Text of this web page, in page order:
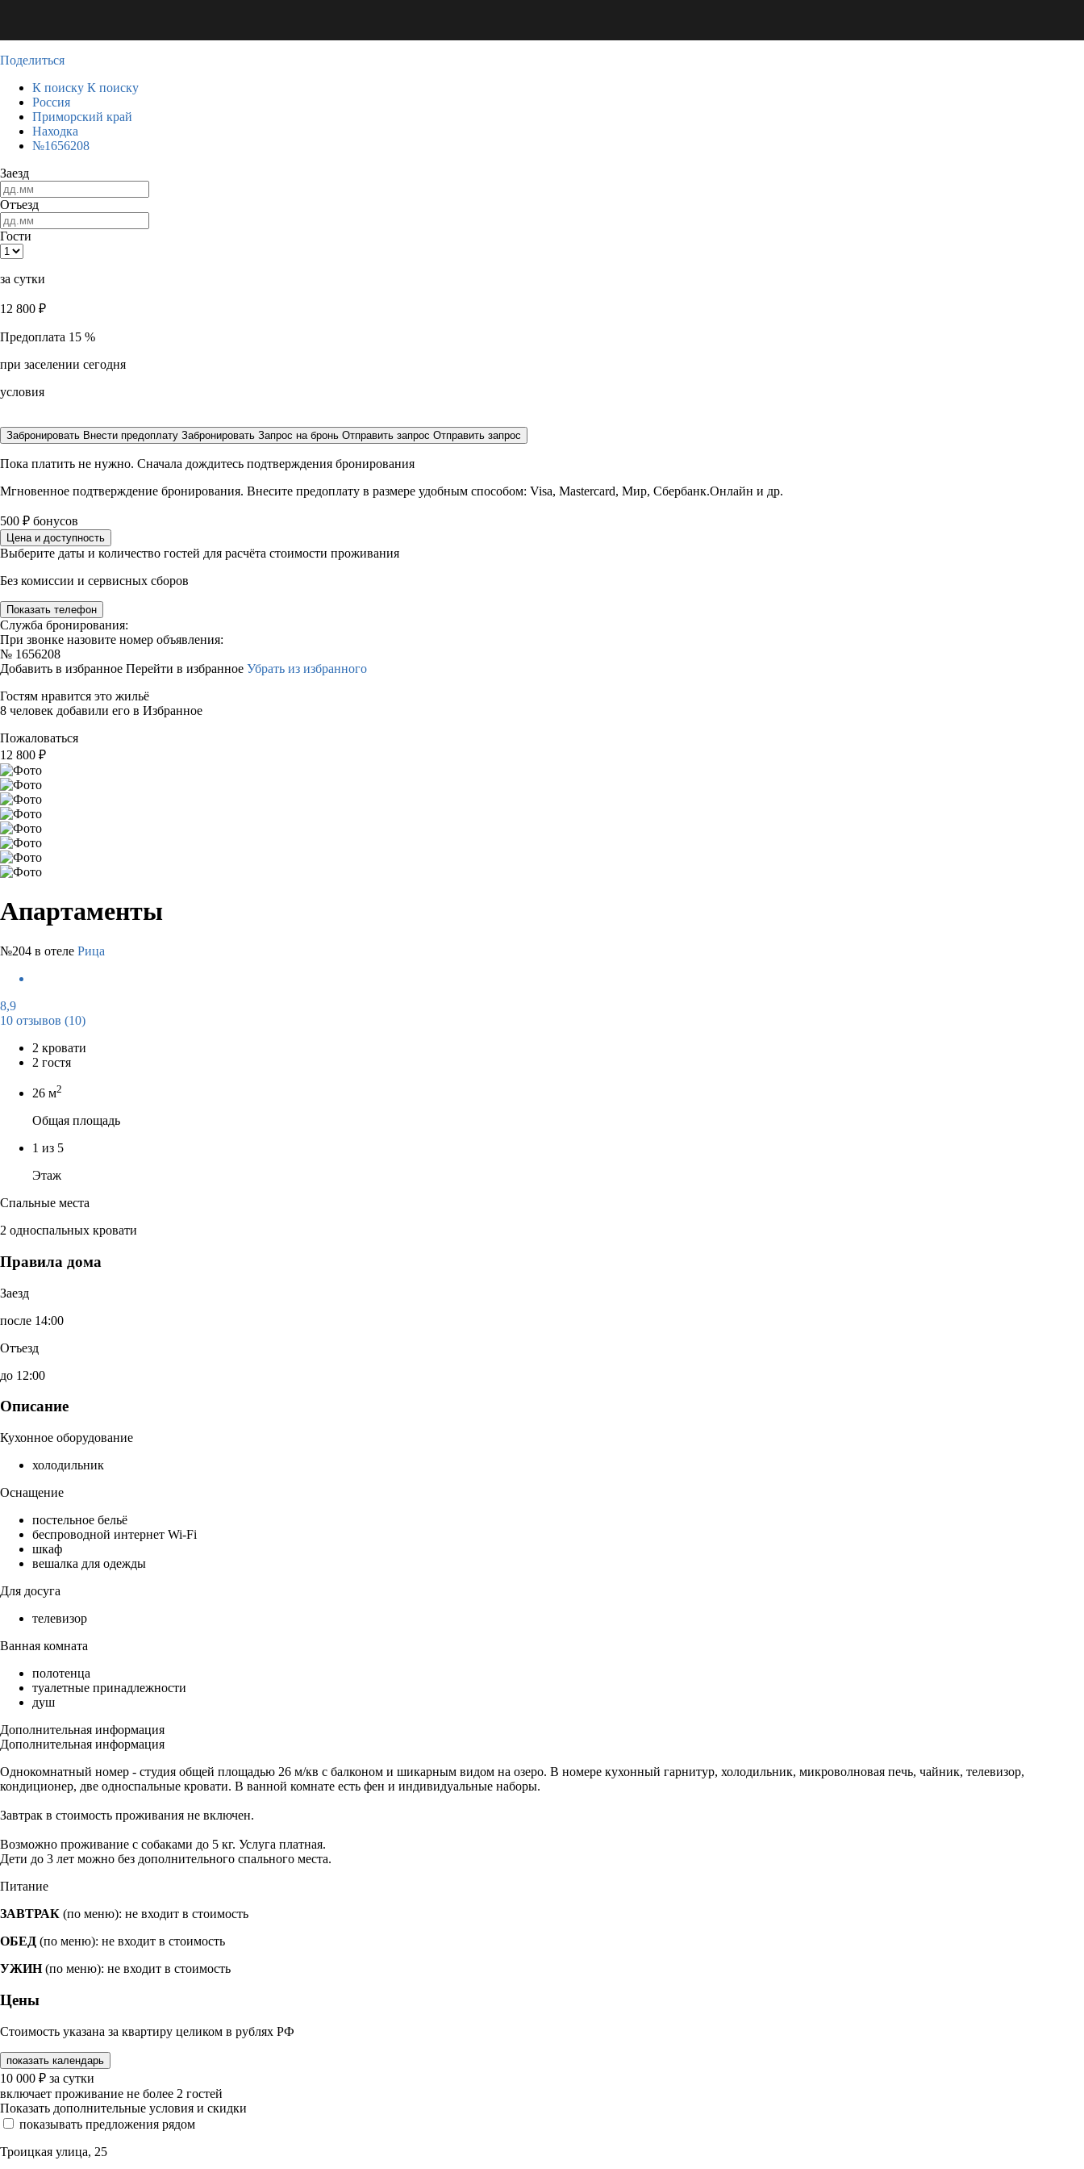
Поделиться
К поиску К поиску
Россия
Приморский край
Находка
№1656208
Заезд
Отъезд
Гости
за сутки
12 800 ₽
Предоплата 15 %
при заселении сегодня
условия
Забронировать Внести предоплату Забронировать Запрос на бронь Отправить запрос Отправить запрос
Пока платить не нужно. Сначала дождитесь подтверждения бронирования
Мгновенное подтверждение бронирования. Внесите предоплату в размере удобным способом: Visa, Mastercard, Мир, Сбербанк.Онлайн и др.
500 ₽ бонусов
Цена и доступность
Выберите даты и количество гостей для расчёта стоимости проживания
Без комиссии и сервисных сборов
Показать телефон
Служба бронирования:
При звонке назовите номер объявления:
№ 1656208
Добавить в избранное Перейти в избранное Убрать из избранного
Гостям нравится это жильё
8 человек добавили его в Избранное
Пожаловаться
12 800 ₽
Апартаменты
№204 в отеле Рица
8,9
10 отзывов (10)
2 кровати
2 гостя
26 м2
Общая площадь
1 из 5
Этаж
Спальные места
2 односпальных кровати
Правила дома
Заезд
после 14:00
Отъезд
до 12:00
Описание
Кухонное оборудование
холодильник
Оснащение
постельное бельё
беспроводной интернет Wi-Fi
шкаф
вешалка для одежды
Для досуга
телевизор
Ванная комната
полотенца
туалетные принадлежности
душ
Дополнительная информация
Дополнительная информация
Однокомнатный номер - студия общей площадью 26 м/кв с балконом и шикарным видом на озеро. В номере кухонный гарнитур, холодильник, микроволновая печь, чайник, телевизор,
кондиционер, две односпальные кровати. В ванной комнате есть фен и индивидуальные наборы.
Завтрак в стоимость проживания не включен.
Возможно проживание с собаками до 5 кг. Услуга платная.
Дети до 3 лет можно без дополнительного спального места.
Питание
ЗАВТРАК (по меню): не входит в стоимость
ОБЕД (по меню): не входит в стоимость
УЖИН(по меню): не входит в стоимость
Цены
Стоимость указана за квартиру целиком в рублях РФ
показать календарь
10 000 ₽ за сутки
включает проживание не более 2 гостей
Показать дополнительные условия и скидки
показывать предложения рядом
Троицкая улица, 25